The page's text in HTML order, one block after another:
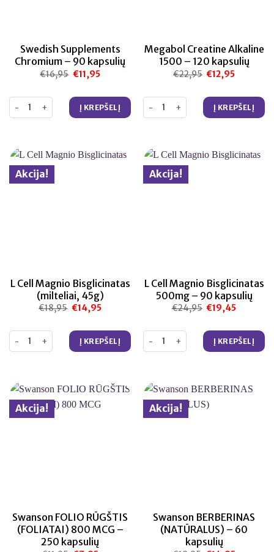
Swedish Supplements
Chromium – 90 kapsulių
€16,95 Original
price
€16,95.
€11,95
€11,95.
produkto kiekis: Swedish Supplements Chromium – 90 kapsulių
Į KREPŠELĮ
Megabol Creatine Alkaline
1500 – 120 kapsulių
€22,95 Original
price
€22,95.
€12,95
€12,95.
produkto kiekis: Megabol
Į KREPŠELĮ
Akcija!
L Cell Magnio Bisglicinatas
(milteliai, 45g)
€18,95 Original
price
€18,95.
€14,95
€14,95.
produkto kiekis: L Cell Magnio Bisglicinatas (milteliai, 45g)
Į KREPŠELĮ
Akcija!
L Cell Magnio Bisglicinatas
500mg – 90 kapsulių
€24,95 Original
price
€24,95.
€19,45
€19,45.
produkto kiekis: L Cell Magnio
Į KREPŠELĮ
Akcija!
Swanson FOLIO RŪGŠTIS
(FOLIATAI) 800 MCG –
250 kapsulių
Akcija!
Swanson BERBERINAS
(NATŪRALUS) – 60
kapsulių